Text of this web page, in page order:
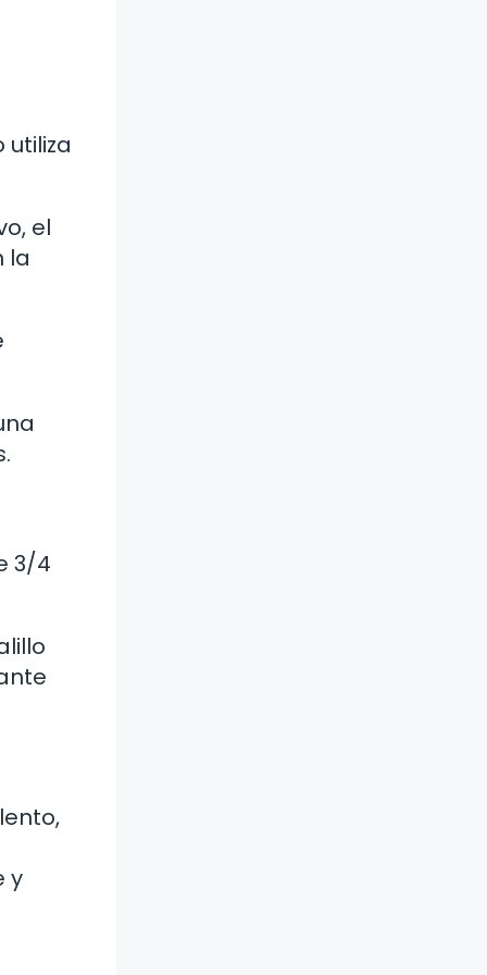
utiliza
el
la
3/4
y